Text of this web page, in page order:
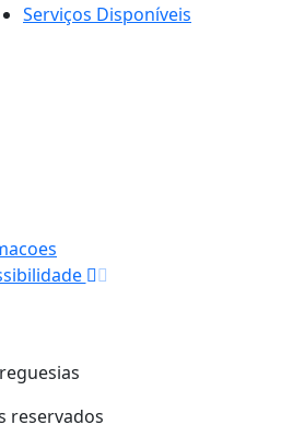
Serviços Disponíveis
reservados